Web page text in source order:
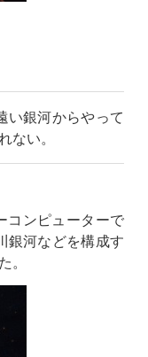
い銀河からやって
い。
コンピューターで
銀河などを構成す